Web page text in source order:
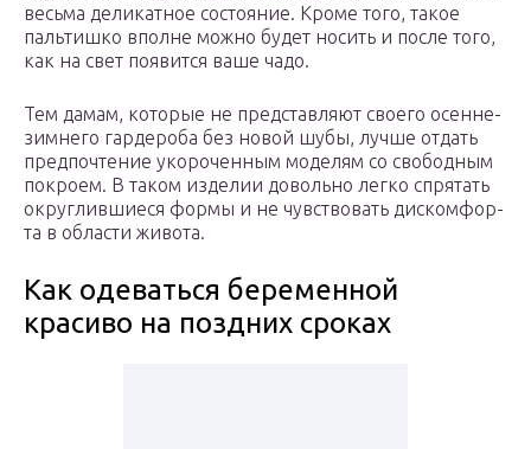
весь­ма дели­кат­ное состо­я­ние. Кро­ме того, такое
паль­тиш­ко вполне мож­но будет носить и после того,
как на свет появит­ся ваше чадо.
Тем дамам, кото­рые не пред­став­ля­ют сво­е­го осенне-
зим­не­го гар­де­роба без новой шубы, луч­ше отдать
пред­по­чте­ние уко­ро­чен­ным моде­лям со сво­бод­ным
покро­ем. В таком изде­лии доволь­но лег­ко спря­тать
округ­лив­ши­е­ся фор­мы и не чув­ство­вать дис­ком­фор­
та в обла­сти живота.
Как одеваться беременной
красиво на поздних сроках